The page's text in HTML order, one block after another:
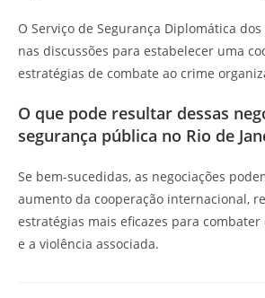
O Serviço de Segurança Diplomática
nas discussões para estabelecer uma
estratégias de combate ao crime
O que pode resultar dessas
segurança pública no Rio de
Se bem-sucedidas, as negociações
aumento da cooperação internacional,
estratégias mais eficazes para
e a violência associada.